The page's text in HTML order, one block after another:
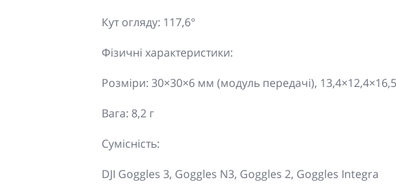
Кут огляду: 117,6°
Фізичні характеристики:
Розміри: 30×30×6 мм (модуль передачі),
Вага: 8,2 г
Сумісність:
DJI Goggles 3, Goggles N3, Goggles 2, Goggles Integra